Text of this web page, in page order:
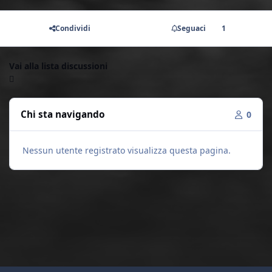
Condividi Seguaci 1
Vai alla lista discussioni
Chi sta navigando 0
Nessun utente registrato visualizza questa pagina.